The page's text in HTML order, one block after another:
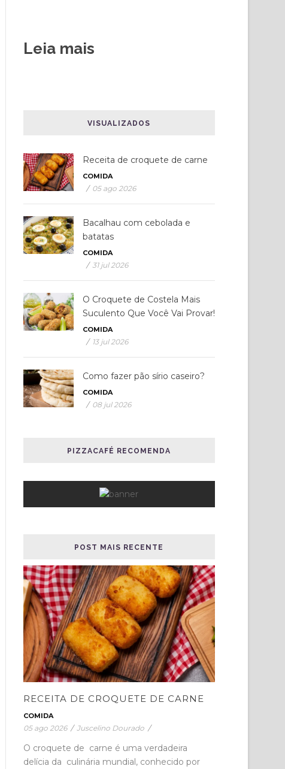
Leia mais
VISUALIZADOS
Receita de croquete de carne
COMIDA
/ 05 ago 2026
Bacalhau com cebolada e
batatas
COMIDA
/ 31 jul 2026
O Croquete de Costela Mais
Suculento Que Você Vai Provar!
COMIDA
/ 13 jul 2026
Como fazer pão sírio caseiro?
COMIDA
/ 08 jul 2026
PIZZACAFÉ RECOMENDA
POST MAIS RECENTE
RECEITA DE CROQUETE DE CARNE
COMIDA
05 ago 2026 / Juscelino Dourado /
O croquete de carne é uma verdadeira
delícia da culinária mundial, conhecido por